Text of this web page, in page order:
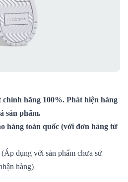
chính hãng 100%. Phát hiện hàng
sản phẩm.
hàng toàn quốc (với đơn hàng từ
(Áp dụng với sản phẩm chưa sử
hàng)